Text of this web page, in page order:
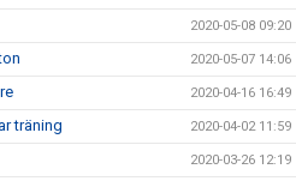
2020-05-08 09:20
2020-05-07 14:06
2020-04-16 16:49
träning 2020-04-02 11:59
2020-03-26 12:19